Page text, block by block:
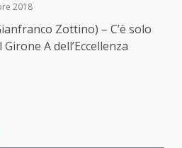
2018
Zottino) – C’è solo
A dell’Eccellenza